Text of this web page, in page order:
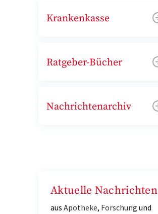
Krankenkasse
Ratgeber-Bücher
Nachrichtenarchiv
Aktuelle Nachrichten
aus Apotheke, Forschung und